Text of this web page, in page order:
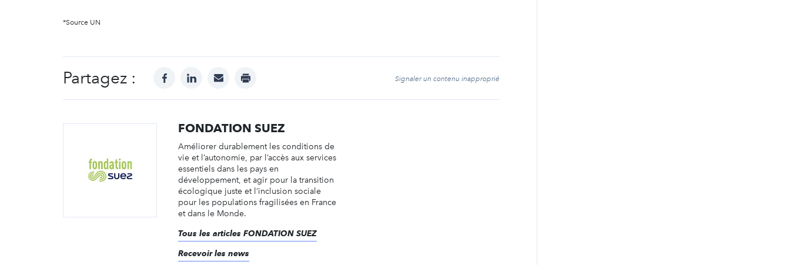
*Source UN
Partagez : facebooklinkedinmail print Signaler un contenu inapproprié
FONDATION SUEZ
Améliorer durablement les conditions de
vie et l’autonomie, par l’accès aux services
essentiels dans les pays en
développement, et agir pour la transition
écologique juste et l’inclusion sociale
pour les populations fragilisées en France
et dans le Monde.
Tous les articles FONDATION SUEZ
Recevoir les news